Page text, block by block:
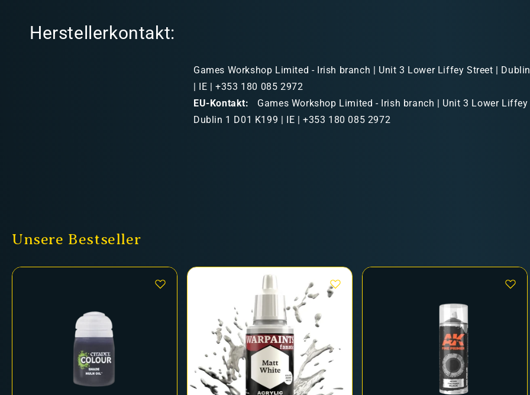
Herstellerkontakt:
Games Workshop Limited - Irish branch | Unit 3 Lower Liffey Street |
| IE | +353 180 085 2972
EU-Kontakt:
Games Workshop Limited - Irish branch | Unit 3 Lower Liffey
Dublin 1 D01 K199 | IE | +353 180 085 2972
Unsere Bestseller